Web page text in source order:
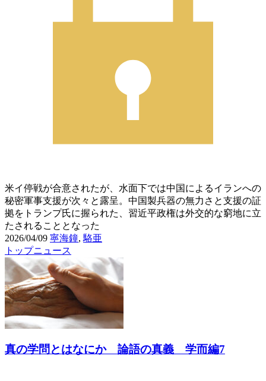
米イ停戦が合意されたが、水面下では中国によるイランへの
秘密軍事支援が次々と露呈。中国製兵器の無力さと支援の証
拠をトランプ氏に握られた、習近平政権は外交的な窮地に立
たされることとなった
2026/04/09 寧海鐘, 駱亜
トップニュース
真の学問とはなにか 論語の真義 学而編7